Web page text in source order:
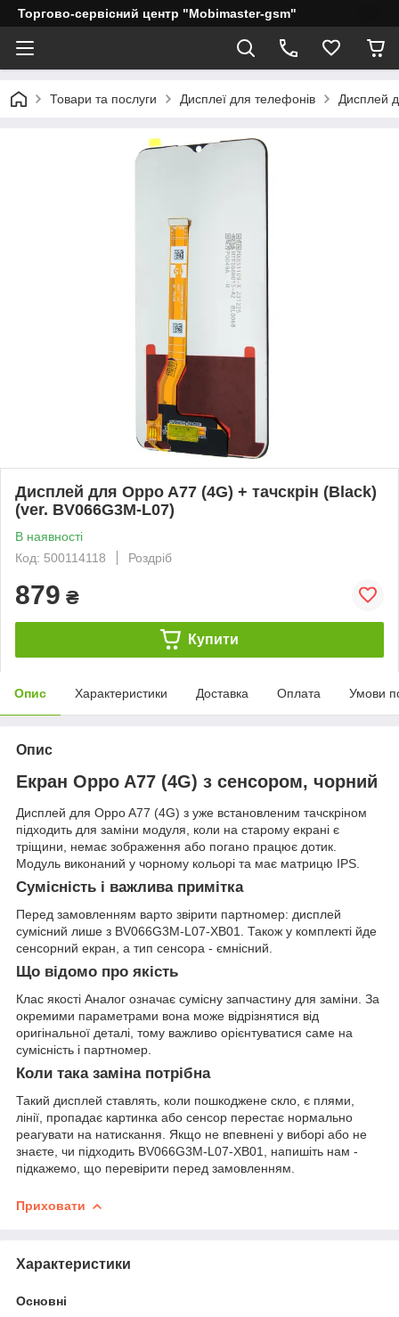
Торгово-сервісний центр "Mobimaster-gsm"
Товари та послуги Дисплеї для телефонів Дисплей
Дисплей для Oppo A77 (4G) + тачскрін (Black)
(ver. BV066G3M-L07)
В наявності
Код: 500114118
Роздріб
879 ₴
Купити
Опис Характеристики Доставка Оплата Умови
Опис
Екран Oppo A77 (4G) з сенсором, чорний
Дисплей для Oppo A77 (4G) з уже встановленим тачскріном
підходить для заміни модуля, коли на старому екрані є
тріщини, немає зображення або погано працює дотик.
Модуль виконаний у чорному кольорі та має матрицю IPS.
Сумісність і важлива примітка
Перед замовленням варто звірити партномер: дисплей
сумісний лише з BV066G3M-L07-XB01. Також у комплекті йде
сенсорний екран, а тип сенсора - ємнісний.
Що відомо про якість
Клас якості Аналог означає сумісну запчастину для заміни. За
окремими параметрами вона може відрізнятися від
оригінальної деталі, тому важливо орієнтуватися саме на
сумісність і партномер.
Коли така заміна потрібна
Такий дисплей ставлять, коли пошкоджене скло, є плями,
лінії, пропадає картинка або сенсор перестає нормально
реагувати на натискання. Якщо не впевнені у виборі або не
знаєте, чи підходить BV066G3M-L07-XB01, напишіть нам -
підкажемо, що перевірити перед замовленням.
Приховати
Характеристики
Основні